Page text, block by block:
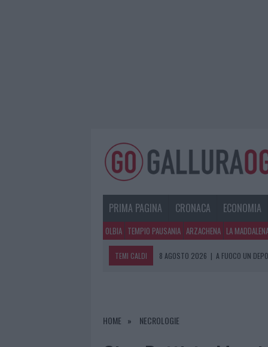
PRIMA PAGINA CRONACA ECONOMIA
OLBIA TEMPIO PAUSANIA ARZACHENA LA
TEMI CALDI 8 AGOSTO 2026 | A FUOCO UN
7 AGOSTO 2026 | MICHELLE HUNZIKER IN
HOME NECROLOGIE